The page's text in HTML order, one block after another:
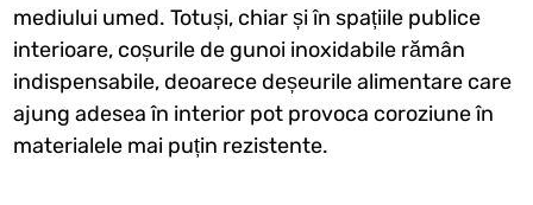
mediului umed. Totuși, chiar și în spațiile publice
interioare, coșurile de gunoi inoxidabile rămân
indispensabile, deoarece deșeurile alimentare care
ajung adesea în interior pot provoca coroziune în
materialele mai puțin rezistente.